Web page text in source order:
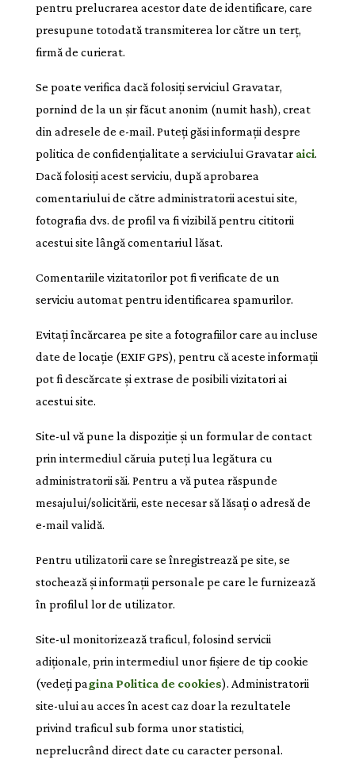
pentru prelucrarea acestor date de identificare, care
presupune totodată transmiterea lor către un terț,
firmă de curierat.
Se poate verifica dacă folosiți serviciul Gravatar,
pornind de la un șir făcut anonim (numit hash), creat
din adresele de e-mail. Puteți găsi informații despre
politica de confidențialitate a serviciului Gravatar aici.
Dacă folosiți acest serviciu, după aprobarea
comentariului de către administratorii acestui site,
fotografia dvs. de profil va fi vizibilă pentru cititorii
acestui site lângă comentariul lăsat.
Comentariile vizitatorilor pot fi verificate de un
serviciu automat pentru identificarea spamurilor.
Evitați încărcarea pe site a fotografiilor care au incluse
date de locație (EXIF GPS), pentru că aceste informații
pot fi descărcate și extrase de posibili vizitatori ai
acestui site.
Site-ul vă pune la dispoziție și un formular de contact
prin intermediul căruia puteți lua legătura cu
administratorii săi. Pentru a vă putea răspunde
mesajului/solicitării, este necesar să lăsați o adresă de
e-mail validă.
Pentru utilizatorii care se înregistrează pe site, se
stochează și informații personale pe care le furnizează
în profilul lor de utilizator.
Site-ul monitorizează traficul, folosind servicii
adiționale, prin intermediul unor fișiere de tip cookie
(vedeți pagina Politica de cookies). Administratorii
site-ului au acces în acest caz doar la rezultatele
privind traficul sub forma unor statistici,
neprelucrând direct date cu caracter personal.